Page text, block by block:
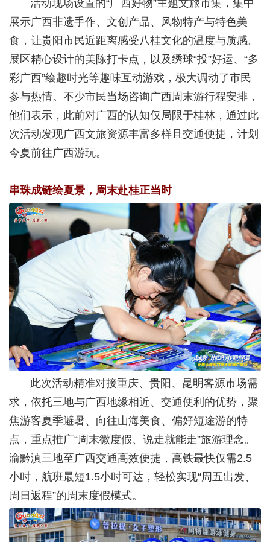
活动现场设置的“广西好物”主题文旅市集，集中
展示广西非遗手作、文创产品、风物特产与特色美
食，让贵阳市民近距离感受八桂文化的温度与质感。
展区精心设计的美陈打卡点，以及绣球“投”好运、“多
彩广西”绘趣时光等趣味互动游戏，极大调动了市民
参与热情。不少市民当场咨询广西周末游行程安排，
他们表示，此前对广西的认知仅局限于桂林，通过此
次活动发现广西文旅资源丰富多样且交通便捷，计划
今夏前往广西游玩。
串珠成链绘夏景，周末赴桂正当时
此次活动精准对接重庆、贵阳、昆明客源市场需
求，依托三地与广西地缘相近、交通便利的优势，聚
焦游客夏季避暑、向往山海美食、偏好短途游的特
点，重点推广“周末微度假、说走就能走”旅游理念。
渝黔滇三地至广西交通高效便捷，高铁最快仅需2.5
小时，航班最短1.5小时可达，轻松实现“周五出发、
周日返程”的周末度假模式。